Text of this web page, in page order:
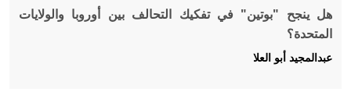
هل ينجح "بوتين" في تفكيك التحالف بين أوروبا والولايات
المتحدة؟
عبدالمجيد أبو العلا